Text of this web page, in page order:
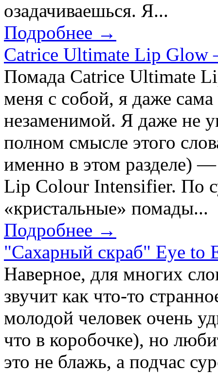
озадачиваешься. Я...
Подробнее →
Catrice Ultimate Lip Glow
Помада Catrice Ultimate
меня с собой, я даже сама
незаменимой. Я даже не
полном смысле этого
именно в этом разделе)
Lip Colour Intensifier. По
«кристальные» помады...
Подробнее →
"Сахарный скраб" Eye to
Наверное, для многих
звучит как что-то
молодой человек очень
что в коробочке), но
это не блажь, а подчас